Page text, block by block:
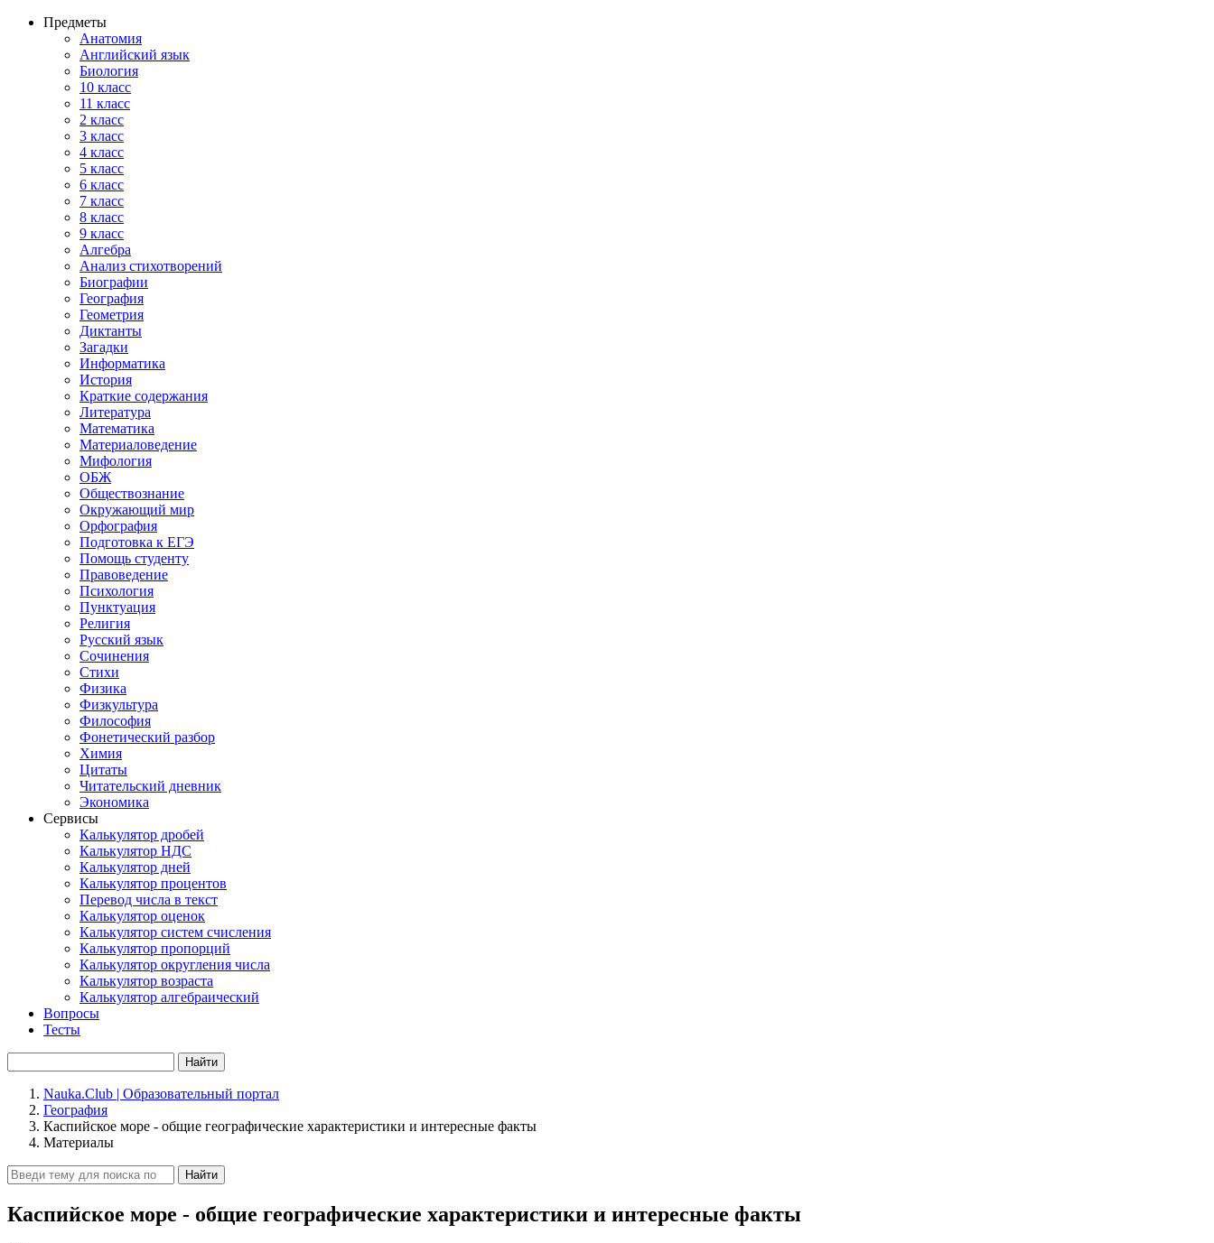
Предметы
Анатомия
Английский язык
Биология
10 класс
11 класс
2 класс
3 класс
4 класс
5 класс
6 класс
7 класс
8 класс
9 класс
Алгебра
Анализ стихотворений
Биографии
География
Геометрия
Диктанты
Загадки
Информатика
История
Краткие содержания
Литература
Математика
Материаловедение
Мифология
ОБЖ
Обществознание
Окружающий мир
Орфография
Подготовка к ЕГЭ
Помощь студенту
Правоведение
Психология
Пунктуация
Религия
Русский язык
Сочинения
Стихи
Физика
Физкультура
Философия
Фонетический разбор
Химия
Цитаты
Читательский дневник
Экономика
Сервисы
Калькулятор дробей
Калькулятор НДС
Калькулятор дней
Калькулятор процентов
Перевод числа в текст
Калькулятор оценок
Калькулятор систем счисления
Калькулятор пропорций
Калькулятор округления числа
Калькулятор возраста
Калькулятор алгебраический
Вопросы
Тесты
Найти
Nauka.Club | Образовательный портал
География
Каспийское море - общие географические характеристики и интересные факты
Материалы
Найти
Каспийское море - общие географические характеристики и интересные факты